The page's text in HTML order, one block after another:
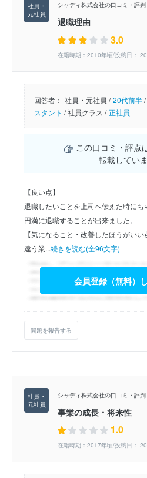
シャディ株式会社の口コミ・評判
退職理由
3.0
在籍時期：2010年頃/投稿日：
回答者： 社員・元社員 / 20代前半/
スタント /社員クラス / 正社員
この口コミ・評点
転載していま
【良い点】
退職したいことを上司へ伝えた時に
円満に退職することが出来ました。
【気になること・改善したほうがいい
違う業...続きを読む(全96文字)
会員登録（無料）
問題を報告する
シャディ株式会社の口コミ・評判
事業の成長・将来性
1.0
在籍時期：2017年頃/投稿日：